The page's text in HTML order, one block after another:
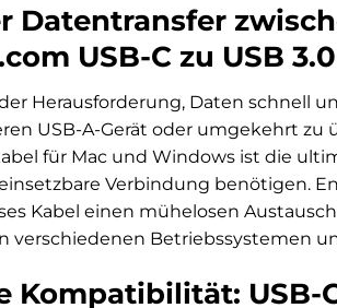
Datentransfer
USB-C zu USB
Herausforderung, Daten schnell
USB-A-Gerät oder umgekehrt zu
für Mac und Windows ist die
Verbindung benötigen.
Kabel einen mühelosen
verschiedenen Betriebssystemen
Kompatibilität: USB-